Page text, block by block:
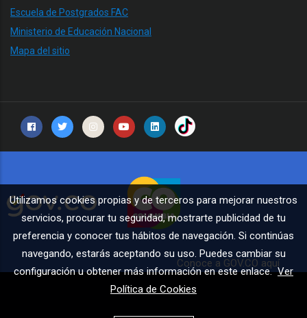
Escuela de Postgrados FAC
Ministerio de Educación Nacional
Mapa del sitio
Conoce a GOV.CO aquí
Utilizamos cookies propias y de terceros para mejorar nuestros
servicios, procurar tu seguridad, mostrarte publicidad de tu
preferencia y conocer tus hábitos de navegación. Si continúas
navegando, estarás aceptando su uso. Puedes cambiar su
configuración u obtener más información en este enlace.Ver
Política de Cookies